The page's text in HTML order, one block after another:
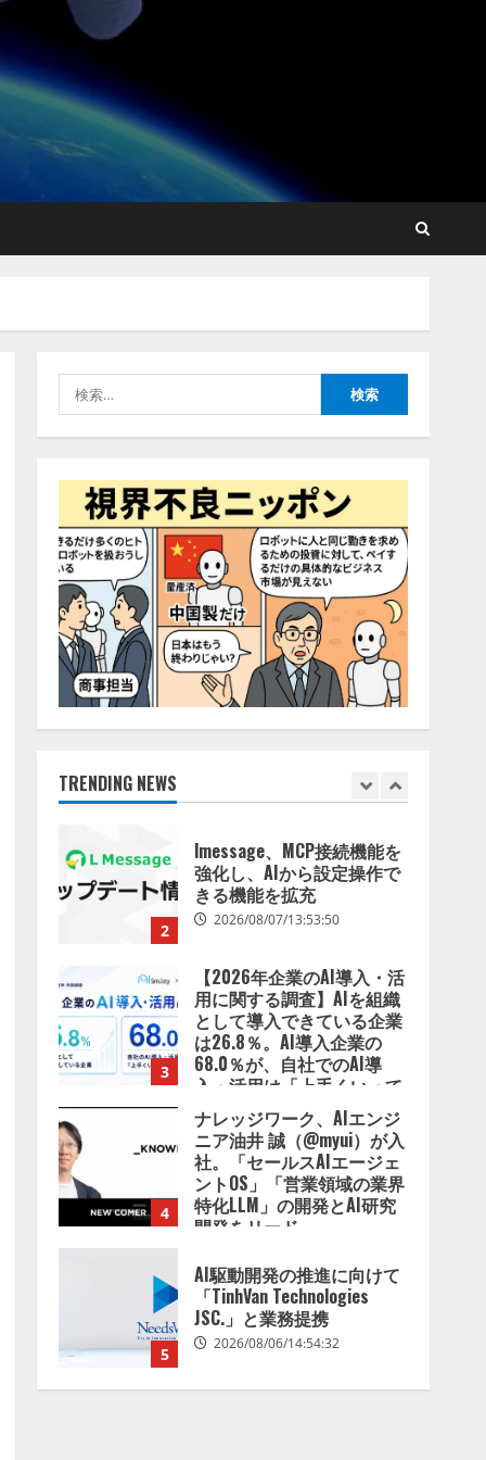
索:
TRENDING NEWS
lmessage、MCP接続機能を
強化し、AIから設定操作で
きる機能を拡充
は26.8％。AI導入企業の
入・活用は「上手くいって
4
ナレッジワーク、AIエンジ
ニア油井 誠（@myui）が入
ントOS」「営業領域の業界
特化LLM」の開発とAI研究
開発をリード
2026/08/07/10:54:31
5
AI駆動開発の推進に向けて
「TinhVan Technologies
JSC.」と業務提携
2026/08/06/14:54:32
1
【開催報告】次世代AIプラ
2
lmessage、MCP接続機能を
強化し、AIから設定操作で
きる機能を拡充
2026/08/07/13:53:50
3
【2026年企業のAI導入・活
用に関する調査】AIを組織
として導入できている企業
は26.8％。AI導入企業の
68.0％が、自社でのAI導
入・活用は「上手くいって
いる」と回答
2026/08/07/13:53:50
4
ナレッジワーク、AIエンジ
ニア油井 誠（@myui）が入
社。「セールスAIエージェ
ントOS」「営業領域の業界
特化LLM」の開発とAI研究
開発をリード
5
AI駆動開発の推進に向けて
「TinhVan Technologies
JSC.」と業務提携
2026/08/06/14:54:32